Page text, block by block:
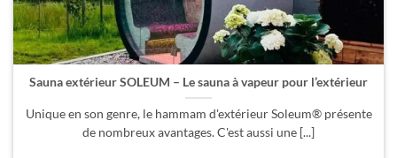
Sauna extérieur SOLEUM – Le sauna à vapeur pour l’extérieur
Unique en son genre, le hammam d'extérieur Soleum® présente
de nombreux avantages. C'est aussi une [...]